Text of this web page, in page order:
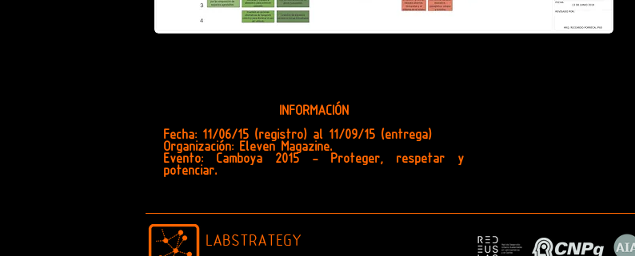
INFORMACIÓN
Fecha: 11/06/15 (registro) al 11/09/15 (entrega)
Organización: Eleven Magazine.
Evento: Camboya 2015 - Proteger, respetar y
potenciar.
LABSTRATEGY